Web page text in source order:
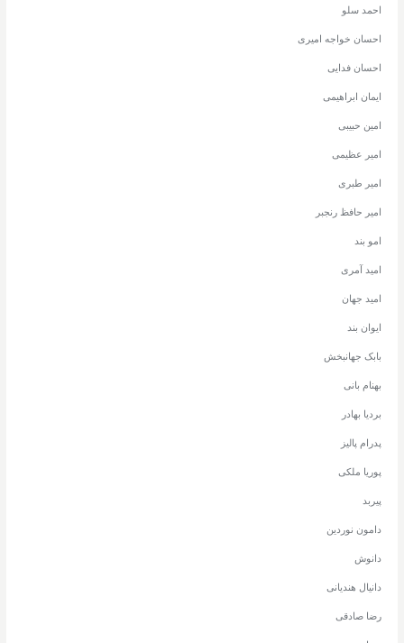
احمد سلو
احسان خواجه امیری
احسان فدایی
ایمان ابراهیمی
امین حبیبی
امیر عظیمی
امیر طبری
امیر حافظ رنجبر
امو بند
امید آمری
امید جهان
ایوان بند
بابک جهانبخش
بهنام بانی
بردیا بهادر
پدرام پالیز
پوریا ملکی
پیربد
دامون نوردین
دانوش
دانیال هندیانی
رضا صادقی